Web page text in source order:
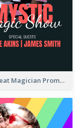
The Great Magician Promote Instagram Stories